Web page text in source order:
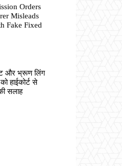
Orders
Misleads
Fake Fixed
और भ्रूण लिंग
हाईकोर्ट से
सलाह